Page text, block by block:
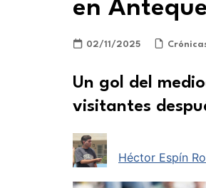
en
02/11/2025
Un gol del
visitantes
Héctor Espín